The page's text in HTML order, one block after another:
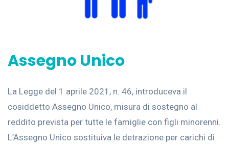
Assegno Unico
La Legge del 1 aprile 2021, n. 46, introduceva il
cosiddetto Assegno Unico, misura di sostegno al
reddito prevista per tutte le famiglie con figli minorenni.
L’Assegno Unico sostituiva le detrazione per carichi di